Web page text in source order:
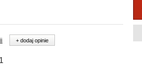
+ dodaj opinie